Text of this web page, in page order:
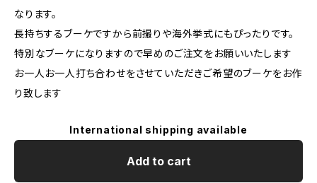
なります。
長持ちするブーケですから前撮りや海外挙式にもぴったりです。
特別なブーケになりますので早めのご注文をお願いいたします
お一人お一人打ち合わせをさせていただきご希望のブーケをお作
り致します
International shipping available
Add to cart